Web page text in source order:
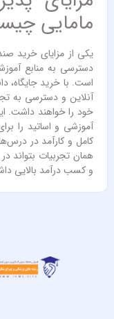
مامایی
یکی از مزایای خرید
دسترسی به منابع
است. با خرید جایگاه،
آنلاین و دسترسی به
خود را خواهند داشت.
آموزشی و اساتید را
کامل و کارآمد در
همان تجربیات بتواند
و کسب درآمد بالایی